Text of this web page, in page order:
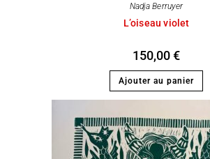
Nadja Berruyer
L’oiseau violet
150,00€
Ajouter au panier